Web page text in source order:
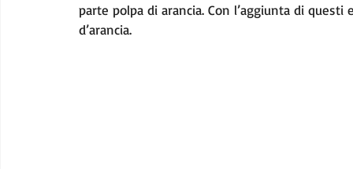
parte polpa di arancia. Con l’aggiunta di
d’arancia.